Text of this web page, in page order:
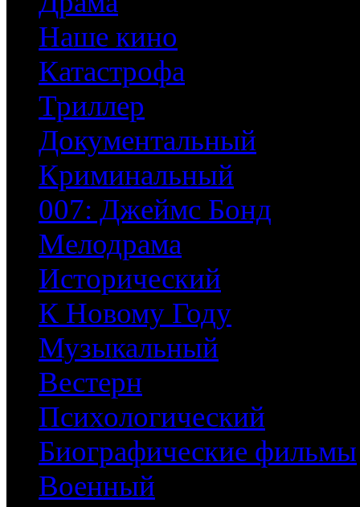
Наше кино
Катастрофа
Триллер
Документальный
Криминальный
007: Джеймс Бонд
Мелодрама
Исторический
К Новому Году
Музыкальный
Вестерн
Психологический
Биографические фильмы
Военный